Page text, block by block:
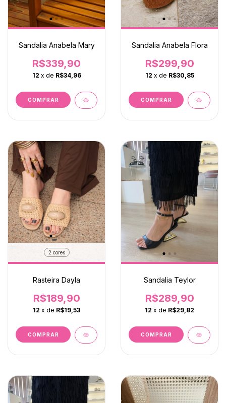
Sandalia Anabela Mary
R$339,90
12 x de R$34,96
COMPRAR
Sandalia Anabela Flora
R$299,90
12 x de R$30,85
COMPRAR
2 cores
Rasteira Dayla
R$189,90
12 x de R$19,53
COMPRAR
Sandalia Teylor
R$289,90
12 x de R$29,82
COMPRAR